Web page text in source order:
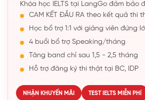
Khóa học IELTS tại LangGo đảm bảo
CAM KẾT ĐẦU RA theo kết quả thi
Học bổ trợ 1:1 với giảng viên đứng
4 buổi bổ trợ Speaking/tháng
Tăng band chỉ sau 1,5 - 2,5 tháng
Hỗ trợ đăng ký thi thật tại BC, IDP
NHẬN KHUYẾN MÃI TEST IELTS MIỄN PHÍ